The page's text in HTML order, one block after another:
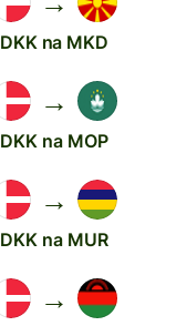
DKK na MKD
→
DKK na MOP
→
DKK na MUR
→